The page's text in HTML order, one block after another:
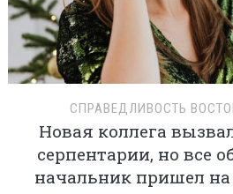
СПРАВЕДЛИВОСТЬ
Новая коллега
серпентарии, но все
начальник пришел на